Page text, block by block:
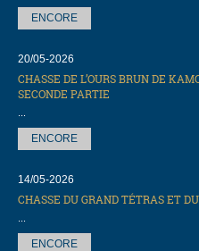
ENCORE
20/05-2026
CHASSE DE L’OURS BRUN DE
SECONDE PARTIE
ENCORE
14/05-2026
СHASSE DU GRAND TÉTRAS ET
ENCORE